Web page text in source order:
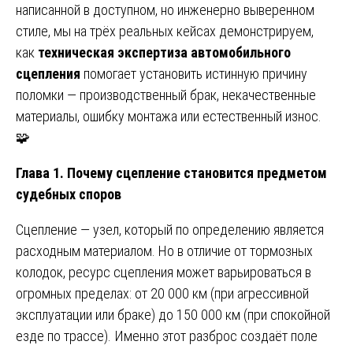
написанной в доступном, но инженерно выверенном
стиле, мы на трёх реальных кейсах демонстрируем,
как техническая экспертиза автомобильного
сцепления помогает установить истинную причину
поломки — производственный брак, некачественные
материалы, ошибку монтажа или естественный износ.
🧩
Глава 1. Почему сцепление становится предметом
судебных споров
Сцепление — узел, который по определению является
расходным материалом. Но в отличие от тормозных
колодок, ресурс сцепления может варьироваться в
огромных пределах: от 20 000 км (при агрессивной
эксплуатации или браке) до 150 000 км (при спокойной
езде по трассе). Именно этот разброс создаёт поле